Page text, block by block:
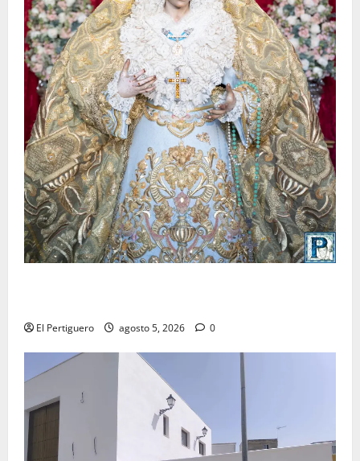
El Pertiguero agosto 5, 2026 0